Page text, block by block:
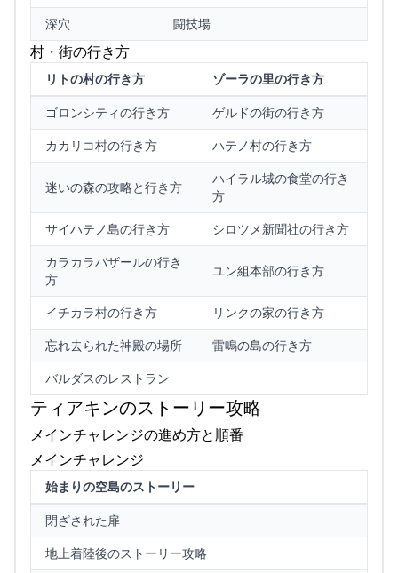
深穴
闘技場
村・街の行き方
リトの村の行き方
ゾーラの里の行き方
ゴロンシティの行き方
ゲルドの街の行き方
カカリコ村の行き方
ハテノ村の行き方
迷いの森の攻略と行き方
ハイラル城の食堂の行き
方
サイハテノ島の行き方
シロツメ新聞社の行き方
カラカラバザールの行き
方
ユン組本部の行き方
イチカラ村の行き方
リンクの家の行き方
忘れ去られた神殿の場所
雷鳴の島の行き方
バルダスのレストラン
ティアキンのストーリー攻略
メインチャレンジの進め方と順番
メインチャレンジ
始まりの空島のストーリー
閉ざされた扉
地上着陸後のストーリー攻略